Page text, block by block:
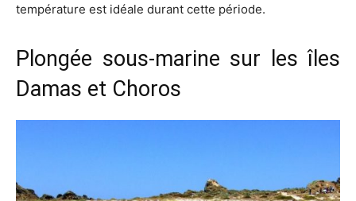
température est idéale durant cette période.
Plongée sous-marine sur les îles
Damas et Choros